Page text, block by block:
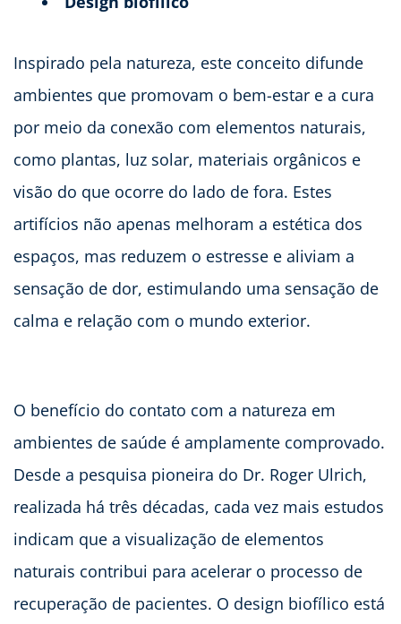
Inspirado pela natureza, este conceito difunde
ambientes que promovam o bem-estar e a cura
por meio da conexão com elementos naturais,
como plantas, luz solar, materiais orgânicos e
visão do que ocorre do lado de fora. Estes
artifícios não apenas melhoram a estética dos
espaços, mas reduzem o estresse e aliviam a
sensação de dor, estimulando uma sensação de
calma e relação com o mundo exterior.
O benefício do contato com a natureza em
ambientes de saúde é amplamente comprovado.
Desde a pesquisa pioneira do Dr. Roger Ulrich,
realizada há três décadas, cada vez mais estudos
indicam que a visualização de elementos
naturais contribui para acelerar o processo de
recuperação de pacientes. O design biofílico está